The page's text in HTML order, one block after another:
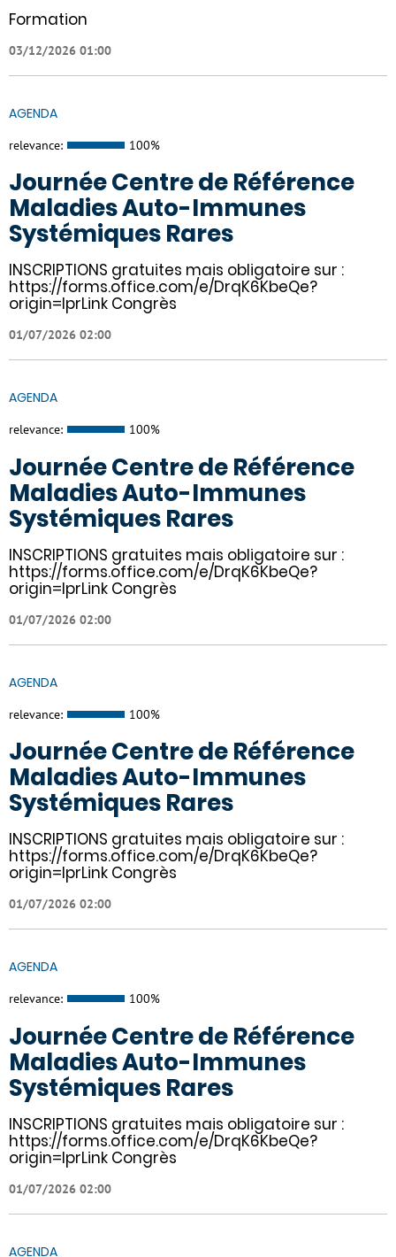
Formation
03/12/2026 01:00
AGENDA
relevance: 100%
Journée Centre de Référence
Maladies Auto-Immunes
Systémiques Rares
INSCRIPTIONS gratuites mais obligatoire sur :
https://forms.office.com/e/DrqK6KbeQe?
origin=lprLink Congrès
01/07/2026 02:00
AGENDA
relevance: 100%
Journée Centre de Référence
Maladies Auto-Immunes
Systémiques Rares
INSCRIPTIONS gratuites mais obligatoire sur :
https://forms.office.com/e/DrqK6KbeQe?
origin=lprLink Congrès
01/07/2026 02:00
AGENDA
relevance: 100%
Journée Centre de Référence
Maladies Auto-Immunes
Systémiques Rares
INSCRIPTIONS gratuites mais obligatoire sur :
https://forms.office.com/e/DrqK6KbeQe?
origin=lprLink Congrès
01/07/2026 02:00
AGENDA
relevance: 100%
Journée Centre de Référence
Maladies Auto-Immunes
Systémiques Rares
INSCRIPTIONS gratuites mais obligatoire sur :
https://forms.office.com/e/DrqK6KbeQe?
origin=lprLink Congrès
01/07/2026 02:00
AGENDA